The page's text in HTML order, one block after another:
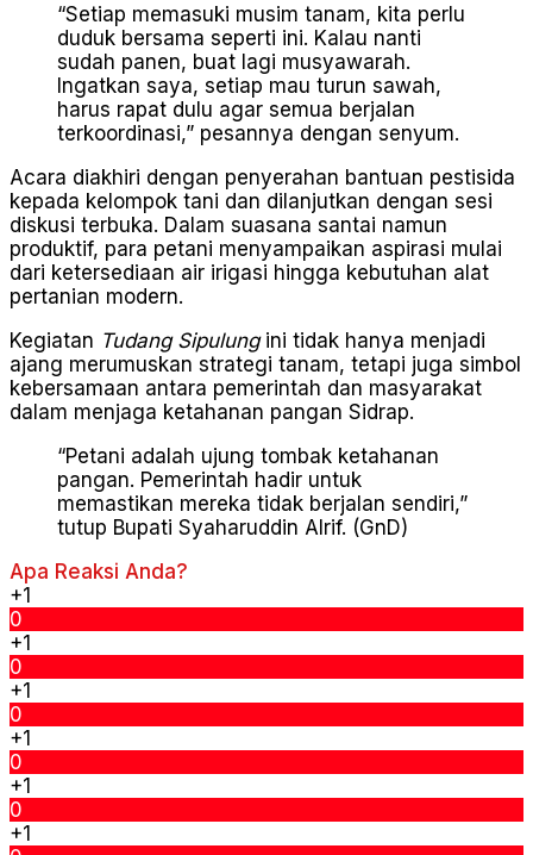
“Setiap memasuki musim tanam, kita perlu
duduk bersama seperti ini. Kalau nanti
sudah panen, buat lagi musyawarah.
Ingatkan saya, setiap mau turun sawah,
harus rapat dulu agar semua berjalan
terkoordinasi,” pesannya dengan senyum.
Acara diakhiri dengan penyerahan bantuan pestisida
kepada kelompok tani dan dilanjutkan dengan sesi
diskusi terbuka. Dalam suasana santai namun
produktif, para petani menyampaikan aspirasi mulai
dari ketersediaan air irigasi hingga kebutuhan alat
pertanian modern.
Kegiatan Tudang Sipulungini tidak hanya menjadi
ajang merumuskan strategi tanam, tetapi juga simbol
kebersamaan antara pemerintah dan masyarakat
dalam menjaga ketahanan pangan Sidrap.
“Petani adalah ujung tombak ketahanan
pangan. Pemerintah hadir untuk
memastikan mereka tidak berjalan sendiri,”
tutup Bupati Syaharuddin Alrif. (GnD)
Apa Reaksi Anda?
+1
0
+1
0
+1
0
+1
0
+1
0
+1